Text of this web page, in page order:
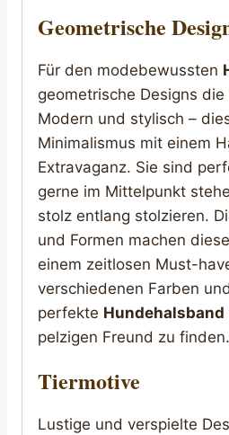
Geometrische
Für den modebewussten
geometrische Designs die
Modern und stylisch –
Minimalismus mit einem
Extravaganz. Sie sind
gerne im Mittelpunkt
stolz entlang stolzieren.
und Formen machen diese
einem zeitlosen Must-
verschiedenen Farben
perfekte Hundehalsband
pelzigen Freund zu finden.
Tiermotive
Lustige und verspielte